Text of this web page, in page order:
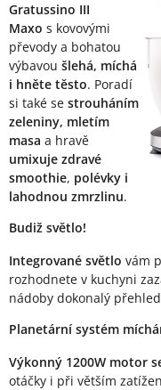
Gratussino III
Maxo s kovovými
převody a bohatou
výbavou šlehá, míchá
i hněte těsto. Poradí
si také se strouháním
zeleniny, mletím
masa a hravě
umixuje zdravé
smoothie, polévky i
lahodnou zmrzlinu.
Budiž světlo!
Integrované světlo vám
rozhodnete v kuchyni
nádoby dokonalý
Planetární systém
Výkonný 1200W motor
otáčky i při větším